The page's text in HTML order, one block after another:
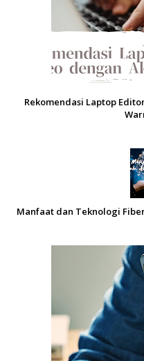
Rekomendasi Laptop
Manfaat dan Teknologi